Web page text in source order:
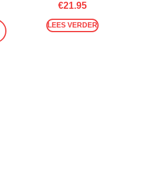
€21.95
LEES VERDER